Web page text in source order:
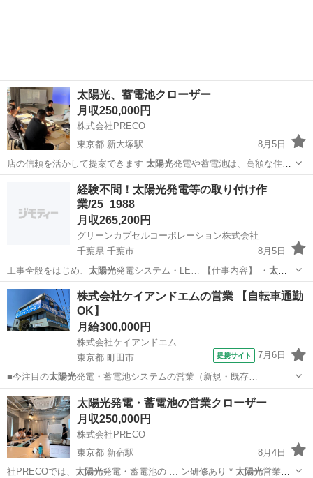
太陽光、蓄電池クローザー
月収250,000円
株式会社PRECO
東京都 新大塚駅
8月5日
店の信頼を活かして提案できます 太陽光発電や蓄電池は、高額な住宅
設備です。 …
新大塚駅 販売 太陽光
経験不問！太陽光発電等の取り付け作
業/25_1988
月収265,200円
グリーンカプセルコーポレーション株式会社
千葉県 千葉市
8月5日
工事全般をはじめ、 太陽光発電システム・LE… 【仕事内容】 ・ 太陽
光発電設備の設置（一…
千葉 千葉市 電気 業務
株式会社ケイアンドエムの営業 【自転車通勤
OK】
月給300,000円
株式会社ケイアンドエム
東京都 町田市
提携サイト 7月6日
■今注目の太陽光発電・蓄電池システムの営業（新規・既存…
東京 町田市 ルートセールス
太陽光発電・蓄電池の営業クローザー
月収250,000円
株式会社PRECO
東京都 新宿駅
8月4日
社PRECOでは、 太陽光発電・蓄電池の … ン研修あり * 太陽光営業未